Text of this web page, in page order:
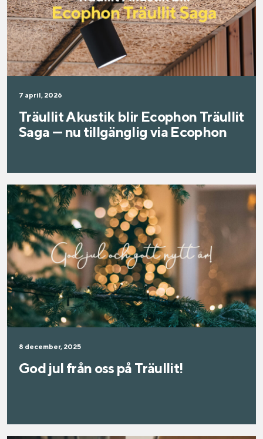
7 april, 2026
Träullit Akustik blir Ecophon Träullit
Saga — nu tillgänglig via Ecophon
8 december, 2025
God jul från oss på Träullit!